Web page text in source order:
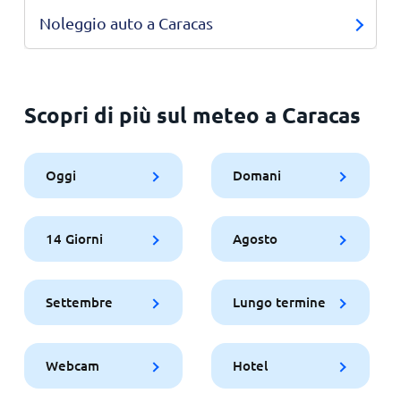
Noleggio auto a Caracas
Scopri di più sul meteo a Caracas
Oggi Domani
14 Giorni Agosto
Settembre Lungo termine
Webcam Hotel